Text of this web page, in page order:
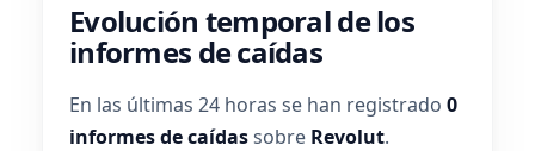
Evolución temporal de los
informes de caídas
En las últimas 24 horas se han registrado 0
informes de caídassobre Revolut.